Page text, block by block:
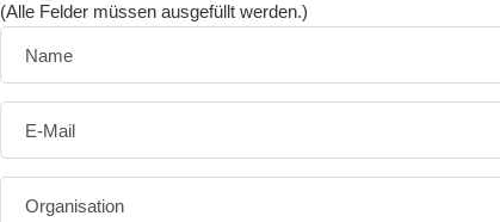
(Alle Felder müssen ausgefüllt werden.)